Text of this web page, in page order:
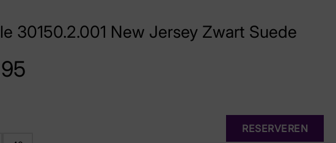
30150.2.001 New Jersey Zwart Suede
RESERVEREN